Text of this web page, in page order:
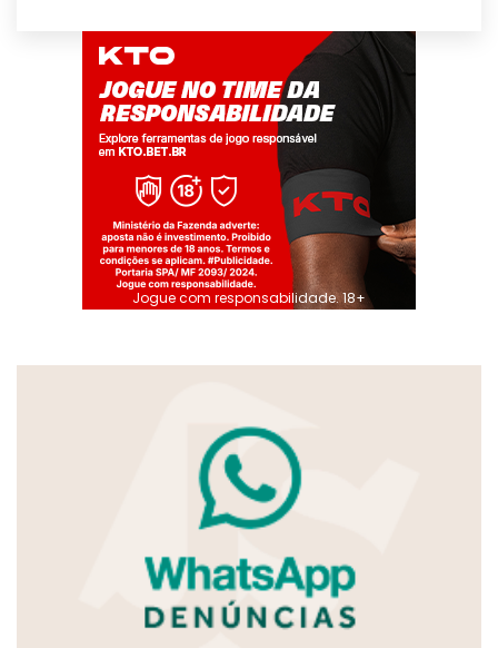
Jogue com responsabilidade. 18+